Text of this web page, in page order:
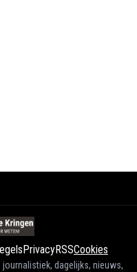
PrivacyRSSCookies
dagelijks, nieuws,